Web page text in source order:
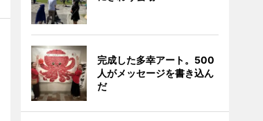
完成した多幸アート。500
人がメッセージを書き込ん
だ